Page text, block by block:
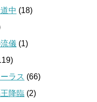
中 (18)
儀 (1)
ラス (66)
降臨 (2)